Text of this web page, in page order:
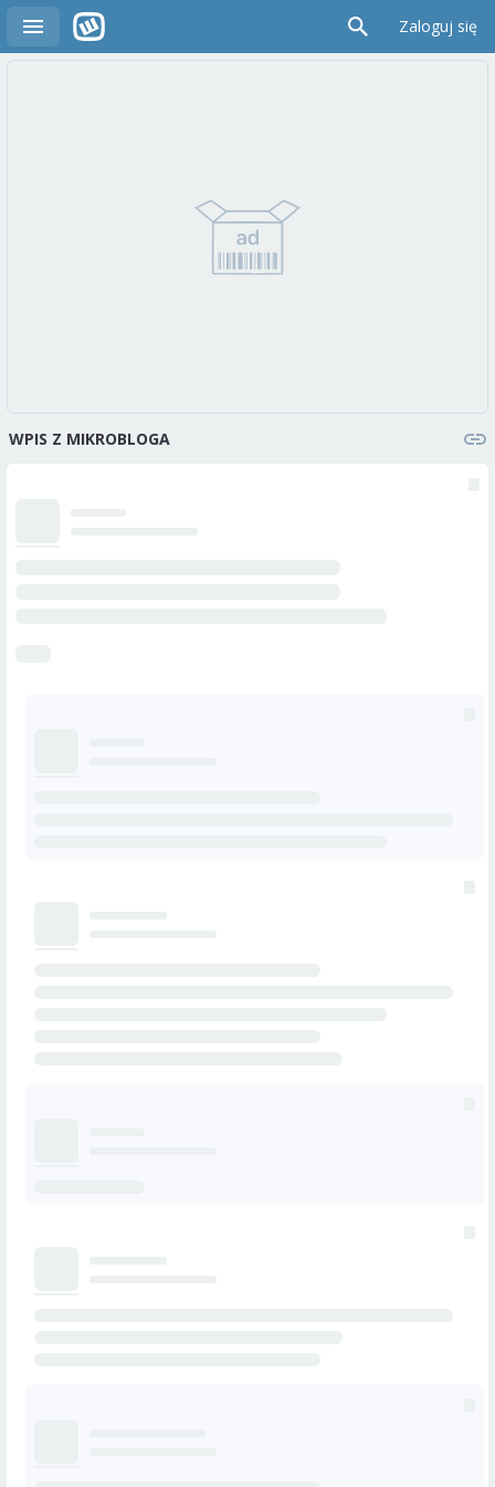
Zaloguj się
WPIS Z MIKROBLOGA